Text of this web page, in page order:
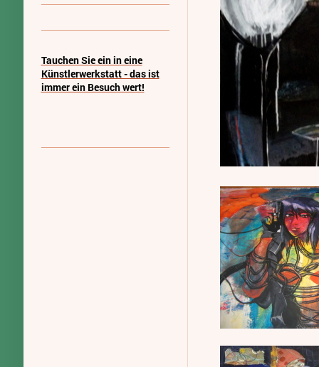
Tauchen Sie ein in eine
Künstlerwerkstatt - das ist
immer ein Besuch wert!